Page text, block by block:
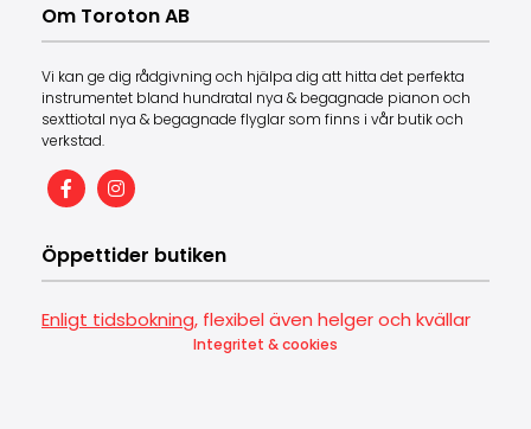
Om Toroton AB
Vi kan ge dig rådgivning och hjälpa dig att hitta det perfekta
instrumentet bland hundratal nya & begagnade pianon och
sexttiotal nya & begagnade flyglar som finns i vår butik och
verkstad.
Öppettider butiken
Enligt tidsbokning, flexibel även helger och kvällar
Integritet & cookies